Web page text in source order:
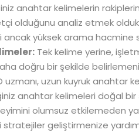
anahtar kelimelerin
olduğunu analiz etmek
yüksek arama hacmine
Tek kelime yerine,
doğru bir şekilde
uzmanı, uzun kuyruk
anahtar kelimeleri doğal bir
olumsuz etkilemeden
geliştirmenize